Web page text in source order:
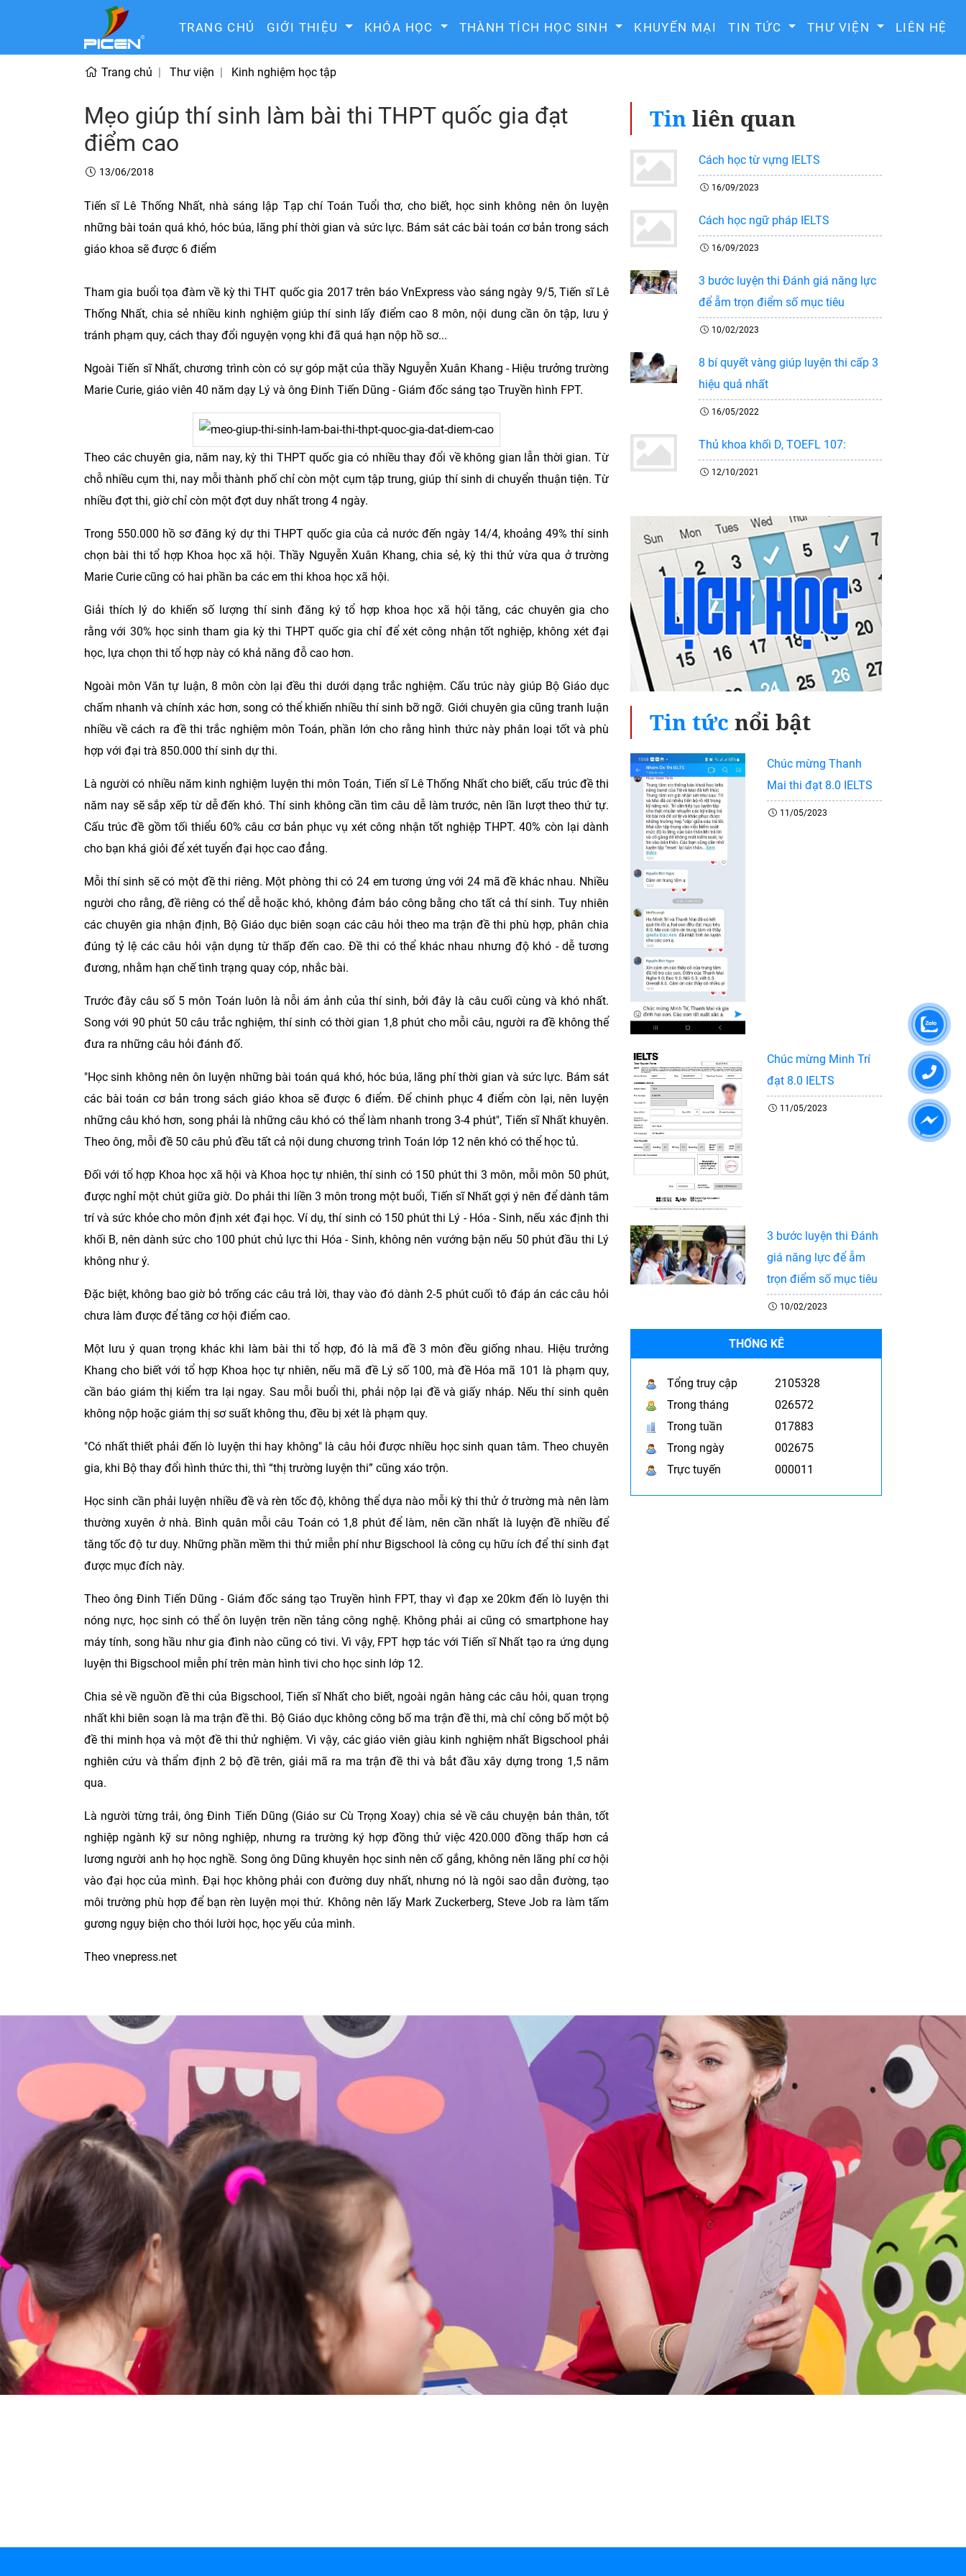
TRANG CHỦ GIỚI THIỆU KHÓA HỌC THÀNH TÍCH HỌC SINH KHUYẾN MẠI TIN TỨC THƯ VIỆN LIÊN HỆ
Trang chủ Thư viện Kinh nghiệm học tập
Mẹo giúp thí sinh làm bài thi THPT quốc gia đạt
điểm cao
13/06/2018
Tiến sĩ Lê Thống Nhất, nhà sáng lập Tạp chí Toán Tuổi thơ, cho biết, học sinh không nên ôn luyện
những bài toán quá khó, hóc búa, lãng phí thời gian và sức lực. Bám sát các bài toán cơ bản trong sách
giáo khoa sẽ được 6 điểm
Tham gia buổi tọa đàm về kỳ thi THT quốc gia 2017 trên báo VnExpress vào sáng ngày 9/5, Tiến sĩ Lê
Thống Nhất, chia sẻ nhiều kinh nghiệm giúp thí sinh lấy điểm cao 8 môn, nội dung cần ôn tập, lưu ý
tránh phạm quy, cách thay đổi nguyện vọng khi đã quá hạn nộp hồ sơ...
Ngoài Tiến sĩ Nhất, chương trình còn có sự góp mặt của thầy Nguyễn Xuân Khang - Hiệu trưởng trường
Marie Curie, giáo viên 40 năm dạy Lý và ông Đinh Tiến Dũng - Giám đốc sáng tạo Truyền hình FPT.
Theo các chuyên gia, năm nay, kỳ thi THPT quốc gia có nhiều thay đổi về không gian lẫn thời gian. Từ
chỗ nhiều cụm thi, nay mỗi thành phố chỉ còn một cụm tập trung, giúp thí sinh di chuyển thuận tiện. Từ
nhiều đợt thi, giờ chỉ còn một đợt duy nhất trong 4 ngày.
Trong 550.000 hồ sơ đăng ký dự thi THPT quốc gia của cả nước đến ngày 14/4, khoảng 49% thí sinh
chọn bài thi tổ hợp Khoa học xã hội. Thầy Nguyễn Xuân Khang, chia sẻ, kỳ thi thử vừa qua ở trường
Marie Curie cũng có hai phần ba các em thi khoa học xã hội.
Giải thích lý do khiến số lượng thí sinh đăng ký tổ hợp khoa học xã hội tăng, các chuyên gia cho
rằng với 30% học sinh tham gia kỳ thi THPT quốc gia chỉ để xét công nhận tốt nghiệp, không xét đại
học, lựa chọn thi tổ hợp này có khả năng đỗ cao hơn.
Ngoài môn Văn tự luận, 8 môn còn lại đều thi dưới dạng trắc nghiệm. Cấu trúc này giúp Bộ Giáo dục
chấm nhanh và chính xác hơn, song có thể khiến nhiều thí sinh bỡ ngỡ. Giới chuyên gia cũng tranh luận
nhiều về cách ra đề thi trắc nghiệm môn Toán, phần lớn cho rằng hình thức này phân loại tốt và phù
hợp với đại trà 850.000 thí sinh dự thi.
Là người có nhiều năm kinh nghiệm luyện thi môn Toán, Tiến sĩ Lê Thống Nhất cho biết, cấu trúc đề thi
năm nay sẽ sắp xếp từ dễ đến khó. Thí sinh không cần tìm câu dễ làm trước, nên lần lượt theo thứ tự.
Cấu trúc đề gồm tối thiểu 60% câu cơ bản phục vụ xét công nhận tốt nghiệp THPT. 40% còn lại dành
cho bạn khá giỏi để xét tuyển đại học cao đẳng.
Mỗi thí sinh sẽ có một đề thi riêng. Một phòng thi có 24 em tương ứng với 24 mã đề khác nhau. Nhiều
người cho rằng, đề riêng có thể dễ hoặc khó, không đảm bảo công bằng cho tất cả thí sinh. Tuy nhiên
các chuyên gia nhận định, Bộ Giáo dục biên soạn các câu hỏi theo ma trận đề thi phù hợp, phân chia
đúng tỷ lệ các câu hỏi vận dụng từ thấp đến cao. Đề thi có thể khác nhau nhưng độ khó - dễ tương
đương, nhằm hạn chế tình trạng quay cóp, nhắc bài.
Trước đây câu số 5 môn Toán luôn là nỗi ám ảnh của thí sinh, bởi đây là câu cuối cùng và khó nhất.
Song với 90 phút 50 câu trắc nghiệm, thí sinh có thời gian 1,8 phút cho mỗi câu, người ra đề không thể
đưa ra những câu hỏi đánh đố.
"Học sinh không nên ôn luyện những bài toán quá khó, hóc búa, lãng phí thời gian và sức lực. Bám sát
các bài toán cơ bản trong sách giáo khoa sẽ được 6 điểm. Để chinh phục 4 điểm còn lại, nên luyện
những câu khó hơn, song phải là những câu khó có thể làm nhanh trong 3-4 phút", Tiến sĩ Nhất khuyên.
Theo ông, mỗi đề 50 câu phủ đều tất cả nội dung chương trình Toán lớp 12 nên khó có thể học tủ.
Đối với tổ hợp Khoa học xã hội và Khoa học tự nhiên, thí sinh có 150 phút thi 3 môn, mỗi môn 50 phút,
được nghỉ một chút giữa giờ. Do phải thi liền 3 môn trong một buổi, Tiến sĩ Nhất gợi ý nên để dành tâm
trí và sức khỏe cho môn định xét đại học. Ví dụ, thí sinh có 150 phút thi Lý - Hóa - Sinh, nếu xác định thi
khối B, nên dành sức cho 100 phút chủ lực thi Hóa - Sinh, không nên vướng bận nếu 50 phút đầu thi Lý
không như ý.
Đặc biệt, không bao giờ bỏ trống các câu trả lời, thay vào đó dành 2-5 phút cuối tô đáp án các câu hỏi
chưa làm được để tăng cơ hội điểm cao.
Một lưu ý quan trọng khác khi làm bài thi tổ hợp, đó là mã đề 3 môn đều giống nhau. Hiệu trưởng
Khang cho biết với tổ hợp Khoa học tự nhiên, nếu mã đề Lý số 100, mà đề Hóa mã 101 là phạm quy,
cần báo giám thị kiểm tra lại ngay. Sau mỗi buổi thi, phải nộp lại đề và giấy nháp. Nếu thí sinh quên
không nộp hoặc giám thị sơ suất không thu, đều bị xét là phạm quy.
"Có nhất thiết phải đến lò luyện thi hay không" là câu hỏi được nhiều học sinh quan tâm. Theo chuyên
gia, khi Bộ thay đổi hình thức thi, thì “thị trường luyện thi” cũng xáo trộn.
Học sinh cần phải luyện nhiều đề và rèn tốc độ, không thể dựa nào mỗi kỳ thi thử ở trường mà nên làm
thường xuyên ở nhà. Bình quân mỗi câu Toán có 1,8 phút để làm, nên cần nhất là luyện đề nhiều để
tăng tốc độ tư duy. Những phần mềm thi thử miễn phí như Bigschool là công cụ hữu ích để thí sinh đạt
được mục đích này.
Theo ông Đinh Tiến Dũng - Giám đốc sáng tạo Truyền hình FPT, thay vì đạp xe 20km đến lò luyện thi
nóng nực, học sinh có thể ôn luyện trên nền tảng công nghệ. Không phải ai cũng có smartphone hay
máy tính, song hầu như gia đình nào cũng có tivi. Vì vậy, FPT hợp tác với Tiến sĩ Nhất tạo ra ứng dụng
luyện thi Bigschool miễn phí trên màn hình tivi cho học sinh lớp 12.
Chia sẻ về nguồn đề thi của Bigschool, Tiến sĩ Nhất cho biết, ngoài ngân hàng các câu hỏi, quan trọng
nhất khi biên soạn là ma trận đề thi. Bộ Giáo dục không công bố ma trận đề thi, mà chỉ công bố một bộ
đề thi minh họa và một đề thi thử nghiệm. Vì vậy, các giáo viên giàu kinh nghiệm nhất Bigschool phải
nghiên cứu và thẩm định 2 bộ đề trên, giải mã ra ma trận đề thi và bắt đầu xây dựng trong 1,5 năm
qua.
Là người từng trải, ông Đinh Tiến Dũng (Giáo sư Cù Trọng Xoay) chia sẻ về câu chuyện bản thân, tốt
nghiệp ngành kỹ sư nông nghiệp, nhưng ra trường ký hợp đồng thử việc 420.000 đồng thấp hơn cả
lương người anh họ học nghề. Song ông Dũng khuyên học sinh nên cố gắng, không nên lãng phí cơ hội
vào đại học của mình. Đại học không phải con đường duy nhất, nhưng nó là ngôi sao dẫn đường, tạo
môi trường phù hợp để bạn rèn luyện mọi thứ. Không nên lấy Mark Zuckerberg, Steve Job ra làm tấm
gương ngụy biện cho thói lười học, học yếu của mình.
Theo vnepress.net
Tinliên quan
Cách học từ vựng IELTS
16/09/2023
Cách học ngữ pháp IELTS
16/09/2023
3 bước luyện thi Đánh giá năng lực
để ẵm trọn điểm số mục tiêu
10/02/2023
8 bí quyết vàng giúp luyện thi cấp 3
hiệu quả nhất
16/05/2022
Thủ khoa khối D, TOEFL 107:
12/10/2021
Tin tức nổi bật
Chúc mừng Thanh
Mai thi đạt 8.0 IELTS
11/05/2023
Chúc mừng Minh Trí
đạt 8.0 IELTS
11/05/2023
3 bước luyện thi Đánh
giá năng lực để ẵm
trọn điểm số mục tiêu
10/02/2023
THỐNG KÊ
Tổng truy cập
2105328
Trong tháng
026572
Trong tuần
017883
Trong ngày
002675
Trực tuyến
000011